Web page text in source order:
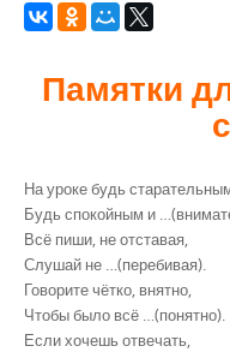
Памятки
На уроке будь
Будь спокойным и
Всё пиши, не отставая,
Слушай не …(перебивая).
Говорите чётко, внятно,
Чтобы было всё …(понятно).
Если хочешь отвечать,